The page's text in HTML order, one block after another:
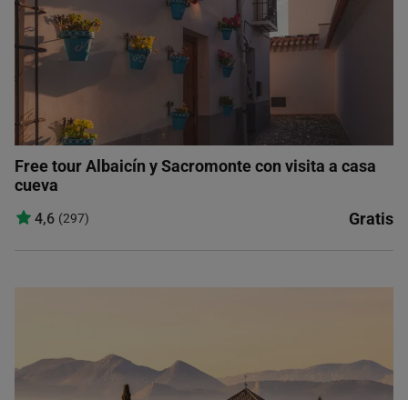
Free tour Albaicín y Sacromonte con visita a casa
cueva
4,6 (297) Gratis